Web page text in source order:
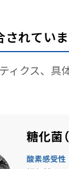
されてい
ィクス、